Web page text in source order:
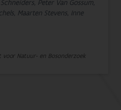
Peter Van Gossum,
Maarten Stevens, Inne
Natuur- en Bosonderzoek